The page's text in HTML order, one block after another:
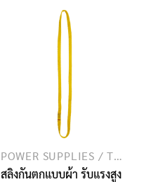
POWER SUPPLIES / TRANSMISSION / TELECOMMUNICATION
สลิงกันตกแบบผ้า รับแรงสูง